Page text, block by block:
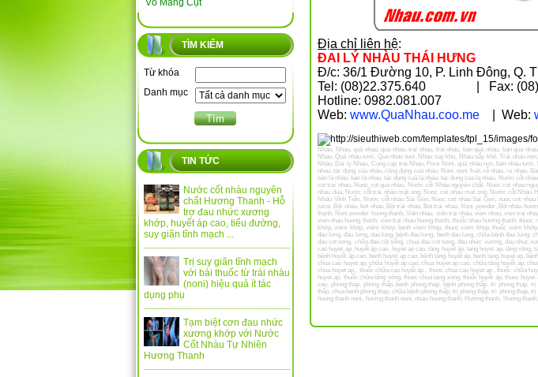
Vỏ Măng Cụt
TÌM KIẾM
Từ khóa
Danh mục
TIN TỨC
Nước cốt nhàu nguyên
chất Hương Thanh - Hỗ
trợ đau nhức xương
khớp, huyết áp cao, tiểu đường,
suy giãn tĩnh mạch ...
Trị suy giãn tĩnh mạch
với bài thuốc từ trái nhàu
(noni) hiệu quả ít tác
dụng phụ
Tạm biệt cơn đau nhức
xương khớp với Nước
Cốt Nhàu Tự Nhiên
Hương Thanh
Địa chỉ liên hệ:
ĐAI LÝ NHÀU THÁI HƯNG
Đ/c: 36/1 Đường 10, P. Linh Đông, Q.
Tel: (08)22.375.640 | Fax:
Hotline: 0982.081.007
Web: www.QuaNhau.coo.me | Web:
Nhàu, Nhau,quả nhàu,qua nhau,trai nhau, trái nhàu, bán quả nhàu, ban qua nhau
Nhau,Quả nhàu tươi , Qua nhau tuoi , Nhau say kho, Nhàu sấy khô,Trái nhàu non,
Nhàu, Dai ly Nhau, Cung cap trai Nhau, Pure Noni ,quả nhàu non, bán nhàu tươi ,
nhau,tác dụng của nhàu,công dụng cuả nhàu, Noni ,noni fruit, rễ nhàu,re nhau,
bán lá nhàu, ban la nhau,tác dụng cuả lá nhàu,tac dung cua la nhau, Nước cốt nhàu
cot trai nhau, Nuoc cot qua nhau, Nước cốt Nhàu nguyên chất, Nuoc cot nhau
nhau dua, Nước cốt trái nhàu mật ong, Nuoc cot nhau mat ong, Nước cốt Nhàu
Nhàu Vĩnh Tiến, Nước cốt nhàu Sài Gòn, Nuoc cot nhau Sai Gon, nuoc cot nhau
juice, Bột nhàu, bot nhau, Bột trái nhàu, Bot trai nhau, Noni powder , Bột nhàu
thanh, Noni powder huong thanh,Viên nhàu, viên trái nhàu,vien nhau, vien trai
vien nhau huong thanh, vien trai nhau huong thanh , thuốc nhàu hương thanh,thuoc
khớp,viem khop,viêm khớp, benh viem khop, thuoc viem khop,thuốc viêm khớp
đau lưng,đau lưng, dau lung, bệnh đau lưng, benh dau lung,chữa bệnh đau lưng,
dau cot song, chữa đau cột sống,chua dau cot song,đau nhức xương, dau nhuc
cao huyet ap, huyết áp cao, huyet ap cao,tăng huyết áp, tang huyet ap, tăng xông,
bệnh huyết áp cao, benh huyet ap cao, bệnh tăng huyết áp, benh tang huyet ap,
chua cao huyet ap,chữa huyết áp cao,chua huyet ap cao, chữa tăng huyết áp,
chua huyet ap , thuốc chữa cao huyết áp , thuoc chua cao huyet ap ,thuốc chữa
huyet ap, thuốc chữa tăng xông, thuoc chua tang xong,thuốc huyết áp, thuoc huyet
cao, phong thap, phong thấp, benh phong thap, bệnh phong thấp,tri phong thap, trị
thấp,chua benh phong thap,chữa bệnh phong thấp,trị phong thấp,tri phong thap, trị
huong thanh noni , hương thanh noni ,nhau huong thanh, Hương thanh, Huong thanh,